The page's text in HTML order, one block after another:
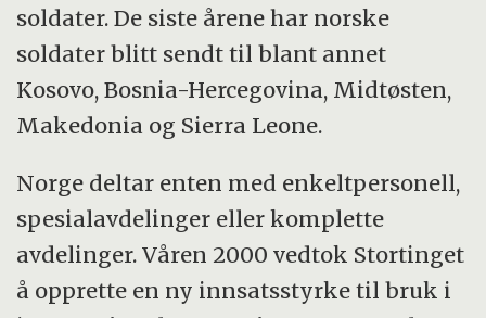
soldater. De siste årene har norske
soldater blitt sendt til blant annet
Kosovo, Bosnia-Hercegovina, Midtøsten,
Makedonia og Sierra Leone.
Norge deltar enten med enkeltpersonell,
spesialavdelinger eller komplette
avdelinger. Våren 2000 vedtok Stortinget
å opprette en ny innsatsstyrke til bruk i